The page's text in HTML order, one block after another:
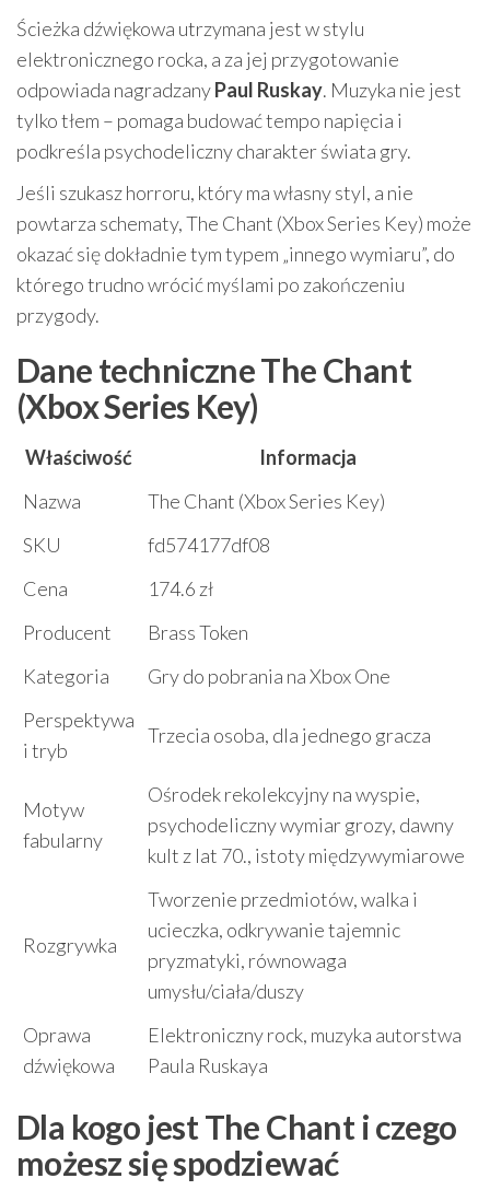
Ścieżka dźwiękowa utrzymana jest w stylu
elektronicznego rocka, a za jej przygotowanie
odpowiada nagradzanyPaul Ruskay. Muzyka nie jest
tylko tłem – pomaga budować tempo napięcia i
podkreśla psychodeliczny charakter świata gry.
Jeśli szukasz horroru, który ma własny styl, a nie
powtarza schematy, The Chant (Xbox Series Key) może
okazać się dokładnie tym typem „innego wymiaru”, do
którego trudno wrócić myślami po zakończeniu
przygody.
Dane techniczne The Chant
(Xbox Series Key)
Właściwość
Informacja
Nazwa
The Chant (Xbox Series Key)
SKU
fd574177df08
Cena
174.6 zł
Producent
Brass Token
Kategoria
Gry do pobrania na Xbox One
Perspektywa
i tryb
Trzecia osoba, dla jednego gracza
Motyw
fabularny
Ośrodek rekolekcyjny na wyspie,
psychodeliczny wymiar grozy, dawny
kult z lat 70., istoty międzywymiarowe
Rozgrywka
Tworzenie przedmiotów, walka i
ucieczka, odkrywanie tajemnic
pryzmatyki, równowaga
umysłu/ciała/duszy
Oprawa
dźwiękowa
Elektroniczny rock, muzyka autorstwa
Paula Ruskaya
Dla kogo jest The Chant i czego
możesz się spodziewać